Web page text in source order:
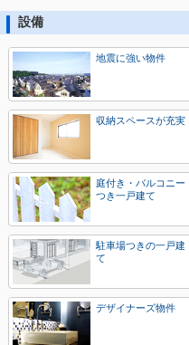
設備
地震に強い物件
収納スペースが充実
庭付き・バルコニー
つき一戸建て
駐車場つきの一戸建
て
デザイナーズ物件